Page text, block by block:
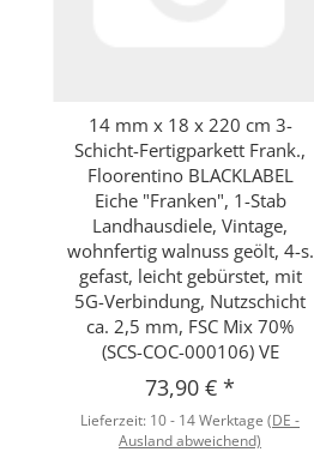
Schnellkauf
14 mm x 18 x 220 cm 3-
Schicht-Fertigparkett Frank.,
Floorentino BLACKLABEL
Eiche "Franken", 1-Stab
Landhausdiele, Vintage,
wohnfertig walnuss geölt, 4-s.
gefast, leicht gebürstet, mit
5G-Verbindung, Nutzschicht
ca. 2,5 mm, FSC Mix 70%
(SCS-COC-000106) VE
73,90 €*
Lieferzeit: 10 - 14 Werktage(DE -
Ausland abweichend)